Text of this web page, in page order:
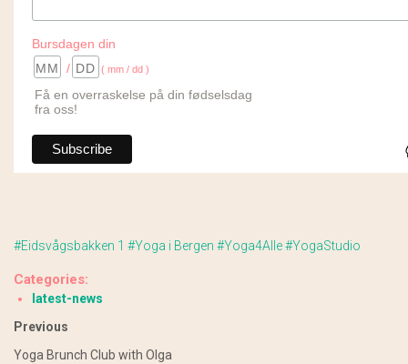
Bursdagen din
/
( mm / dd )
Få en overraskelse på din fødselsdag
fra oss!
#Eidsvågsbakken 1 #Yoga i Bergen #Yoga4Alle#YogaStudio
Categories:
latest-news
Previous
Yoga Brunch Club with Olga